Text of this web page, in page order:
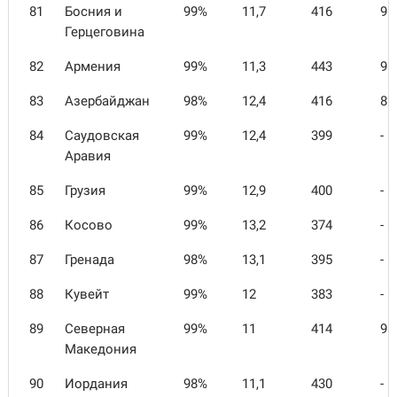
81
Босния и
Герцеговина
99% 11,7 416
82 Армения 99% 11,3 443
83 Азербайджан 98% 12,4 416
84
Саудовская
Аравия
99% 12,4 399 -
85 Грузия 99% 12,9 400 -
86 Косово 99% 13,2 374 -
87 Гренада 98% 13,1 395 -
88 Кувейт 99% 12 383 -
89
Северная
Македония
99% 11 414
90 Иордания 98% 11,1 430 -